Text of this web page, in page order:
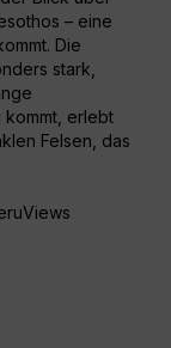
– eine
Die
stark,
kommt, erlebt
Felsen, das